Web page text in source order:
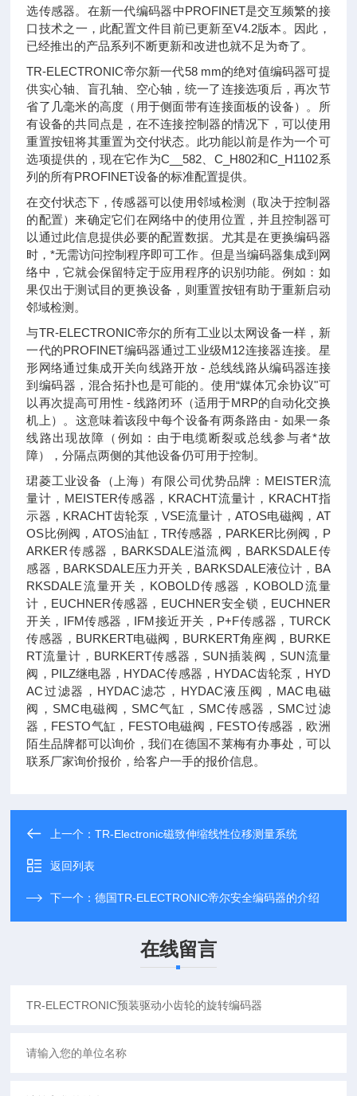
选传感器。在新一代编码器中PROFINET是交互频繁的接
口技术之一，此配置文件目前已更新至V4.2版本。因此，
已经推出的产品系列不断更新和改进也就不足为奇了。
TR-ELECTRONIC帝尔新一代58 mm的绝对值编码器可提
供实心轴、盲孔轴、空心轴，统一了连接选项后，再次节
省了几毫米的高度（用于侧面带有连接面板的设备）。所
有设备的共同点是，在不连接控制器的情况下，可以使用
重置按钮将其重置为交付状态。此功能以前是作为一个可
选项提供的，现在它作为C__582、C_H802和C_H1102系
列的所有PROFINET设备的标准配置提供。
在交付状态下，传感器可以使用邻域检测（取决于控制器
的配置）来确定它们在网络中的使用位置，并且控制器可
以通过此信息提供必要的配置数据。尤其是在更换编码器
时，*无需访问控制程序即可工作。但是当编码器集成到网
络中，它就会保留特定于应用程序的识别功能。例如：如
果仅出于测试目的更换设备，则重置按钮有助于重新启动
邻域检测。
与TR-ELECTRONIC帝尔的所有工业以太网设备一样，新
一代的PROFINET编码器通过工业级M12连接器连接。星
形网络通过集成开关向线路开放 - 总线线路从编码器连接
到编码器，混合拓扑也是可能的。使用“媒体冗余协议"可
以再次提高可用性 - 线路闭环（适用于MRP的自动化交换
机上）。这意味着该段中每个设备有两条路由 - 如果一条
线路出现故障（例如：由于电缆断裂或总线参与者*故
障），分隔点两侧的其他设备仍可用于控制。
珺菱工业设备（上海）有限公司优势品牌：MEISTER流
量计，MEISTER传感器，KRACHT流量计，KRACHT指
示器，KRACHT齿轮泵，VSE流量计，ATOS电磁阀，AT
OS比例阀，ATOS油缸，TR传感器，PARKER比例阀，P
ARKER传感器，BARKSDALE溢流阀，BARKSDALE传
感器，BARKSDALE压力开关，BARKSDALE液位计，BA
RKSDALE流量开关，KOBOLD传感器，KOBOLD流量
计，EUCHNER传感器，EUCHNER安全锁，EUCHNER
开关，IFM传感器，IFM接近开关，P+F传感器，TURCK
传感器，BURKERT电磁阀，BURKERT角座阀，BURKE
RT流量计，BURKERT传感器，SUN插装阀，SUN流量
阀，PILZ继电器，HYDAC传感器，HYDAC齿轮泵，HYD
AC过滤器，HYDAC滤芯，HYDAC液压阀，MAC电磁
阀，SMC电磁阀，SMC气缸，SMC传感器，SMC过滤
器，FESTO气缸，FESTO电磁阀，FESTO传感器，欧洲
陌生品牌都可以询价，我们在德国不莱梅有办事处，可以
联系厂家询价报价，给客户一手的报价信息。
上一个：TR-Electronic磁致伸缩线性位移测量系统
返回列表
下一个：德国TR-ELECTRONIC帝尔安全编码器的介绍
在线留言